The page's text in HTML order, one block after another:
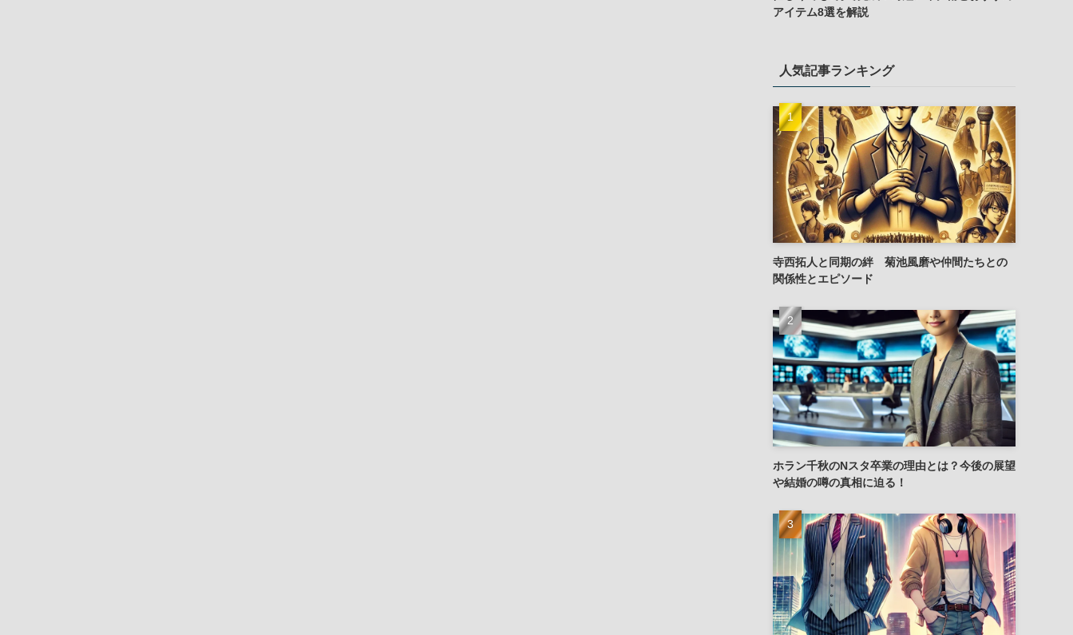
アイテム8選を解説
人気記事ランキング
寺西拓人と同期の絆 菊池風磨や仲間たちとの
関係性とエピソード
ホラン千秋のNスタ卒業の理由とは？今後の展望
や結婚の噂の真相に迫る！